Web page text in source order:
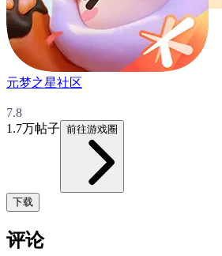
元梦之星社区
7.8
1.7万帖子 前往游戏圈
下载
评论